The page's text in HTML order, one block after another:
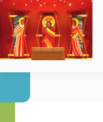
Passer
contenu